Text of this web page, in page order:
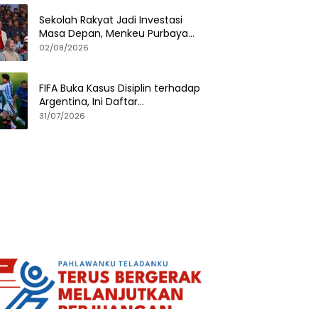
Sekolah Rakyat Jadi Investasi
Masa Depan, Menkeu Purbaya
Tinjau Langsung Program di
02/08/2026
FIFA Buka Kasus Disiplin terhadap
Argentina, Ini Daftar
Pelanggaran yang Diselidiki
31/07/2026